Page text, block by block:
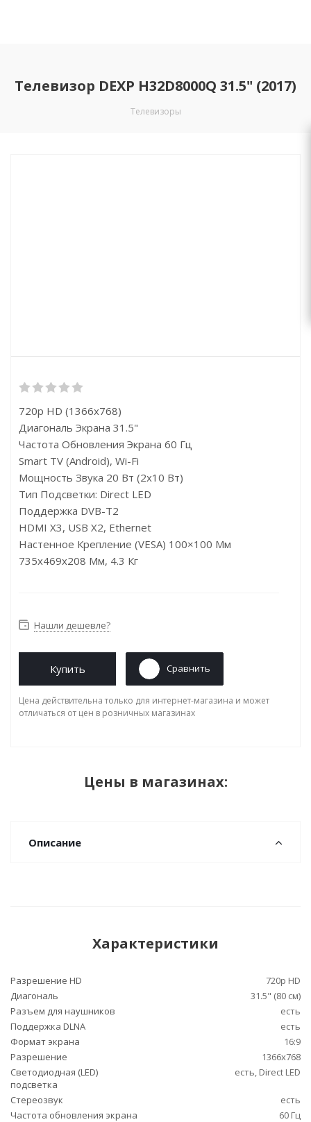
Телевизор DEXP H32D8000Q 31.5" (2017)
Телевизоры
720p HD (1366x768)
Диагональ Экрана 31.5"
Частота Обновления Экрана 60 Гц
Smart TV (Android), Wi-Fi
Мощность Звука 20 Вт (2х10 Вт)
Тип Подсветки: Direct LED
Поддержка DVB-T2
HDMI X3, USB X2, Ethernet
Настенное Крепление (VESA) 100×100 Мм
735x469x208 Мм, 4.3 Кг
Нашли дешевле?
Купить Сравнить
Цена действительна только для интернет-магазина и может
отличаться от цен в розничных магазинах
Цены в магазинах:
Описание
Характеристики
Разрешение HD
720p HD
Диагональ
31.5" (80 см)
Разъем для наушников
есть
Поддержка DLNA
есть
Формат экрана
16:9
Разрешение
1366x768
Светодиодная (LED)
подсветка
есть, Direct LED
Стереозвук
есть
Частота обновления экрана
60 Гц